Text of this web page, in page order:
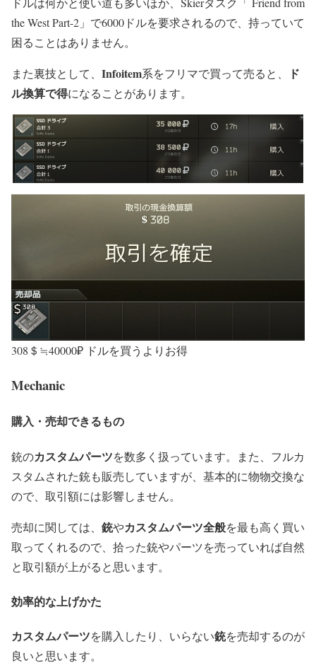
the West Part-2」で6000ドルを要求されるので、持っていて
困ることはありません。
また裏技として、 Infoitem系をフリマで買って売ると、
ド
ル換算で得になることがあります。
308＄≒40000₽ ドルを買うよりお得
Mechanic
購入・売却できるもの
銃のカスタムパーツを数多く扱っています。また、フルカ
スタムされた銃も販売していますが、基本的に物物交換な
ので、取引額には影響しません。
売却に関しては、 銃やカスタムパーツ全般を最も高く買い
取ってくれるので、拾った銃やパーツを売っていれば自然
と取引額が上がると思います。
効率的な上げかた
カスタムパーツを購入したり、いらない銃を売却するのが
良いと思います。